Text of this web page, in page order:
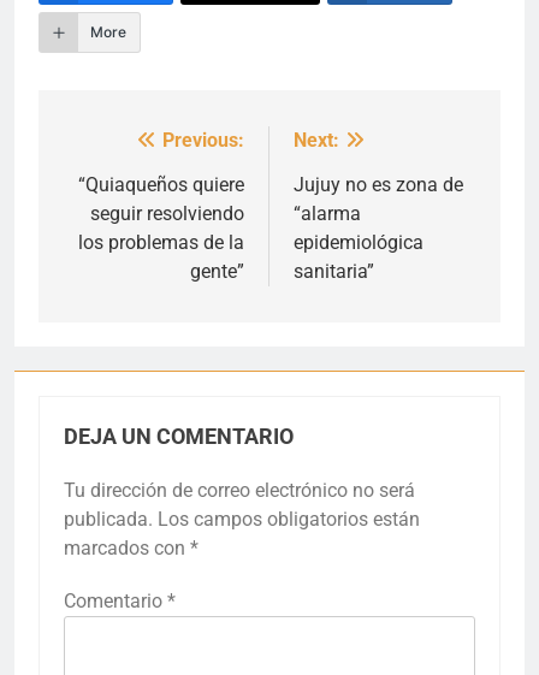
More
Navegación
de
entradas
Previous:
“Quiaqueños quiere
seguir resolviendo
los problemas de la
gente”
Next:
Jujuy no es zona de
“alarma
epidemiológica
sanitaria”
DEJA UN COMENTARIO
Tu dirección de correo electrónico no será
publicada. Los campos obligatorios están
marcados con *
Comentario *